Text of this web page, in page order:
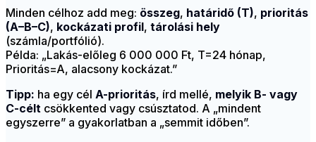
Minden célhoz add meg: összeg, határidő (T), prioritás
(A–B–C), kockázati profil, tárolási hely
(számla/portfólió).
Példa: „Lakás-előleg 6 000 000 Ft, T=24 hónap,
Prioritás=A, alacsony kockázat.”
Tipp: ha egy cél A-prioritás, írd mellé, melyik B- vagy
C-célt csökkented vagy csúsztatod. A „mindent
egyszerre” a gyakorlatban a „semmit időben”.